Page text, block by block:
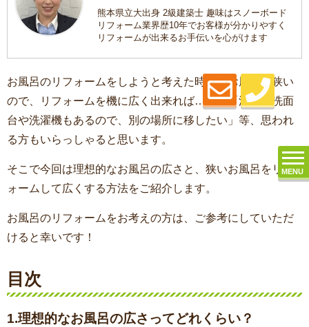
MENU
熊本県立大出身 2級建築士 趣味はスノーボード
リフォーム業界歴10年でお客様が分かりやすく
リフォームが出来るお手伝いを心がけます
お風呂のリフォームをしようと考えた時、「お風呂が狭い
ので、リフォームを機に広く出来れば…」や「浴室に洗面
台や洗濯機もあるので、別の場所に移したい」等、思われ
る方もいらっしゃると思います。
そこで今回は理想的なお風呂の広さと、狭いお風呂をリフ
ォームして広くする方法をご紹介します。
お風呂のリフォームをお考えの方は、ご参考にしていただ
けると幸いです！
目次
1.理想的なお風呂の広さってどれくらい？